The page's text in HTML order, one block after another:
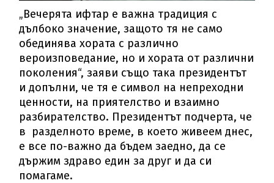
„Вечерята ифтар е важна традиция с
дълбоко значение, защото тя не само
обединява хората с различно
вероизповедание, но и хората от различни
поколения“, заяви също така президентът
и допълни, че тя е символ на непреходни
ценности, на приятелство и взаимно
разбирателство. Президентът подчерта, че
в разделното време, в което живеем днес,
е все по-важно да бъдем заедно, да се
държим здраво един за друг и да си
помагаме.